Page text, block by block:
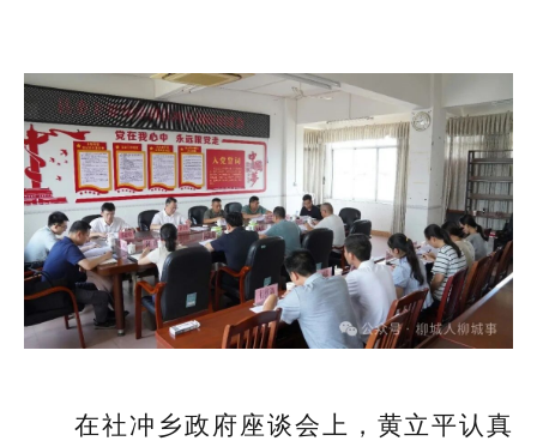
在社冲乡政府座谈会上，黄立平认真